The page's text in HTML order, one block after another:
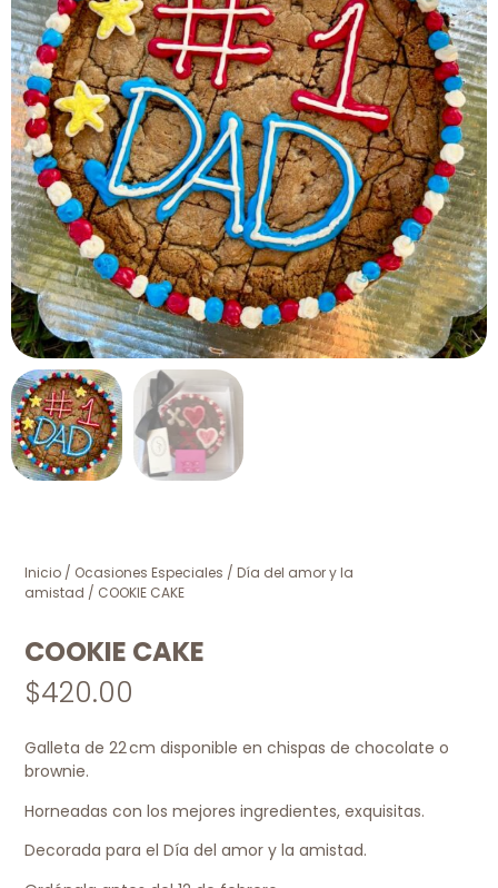
Inicio / Ocasiones Especiales /Día del amor y la
amistad / COOKIE CAKE
COOKIE CAKE
$420.00
Galleta de 22 cm disponible en chispas de chocolate o
brownie.
Horneadas con los mejores ingredientes, exquisitas.
Decorada para el Día del amor y la amistad.